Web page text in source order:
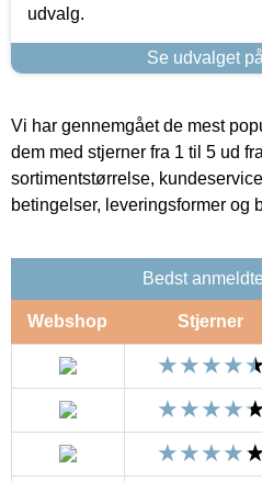
udvalg.
Se udvalget
Vi har gennemgået de mest
dem med stjerner fra 1 til 5 ud
sortimentstørrelse,
betingelser, leveringsformer og
Bedst
Webshop Stjerner